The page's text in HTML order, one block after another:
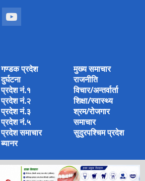
गण्डक प्रदेश
दुर्घटना
प्रदेश नं.१
प्रदेश नं.२
प्रदेश नं.३
प्रदेश नं.५
प्रदेश समाचार
ब्यानर
मुख्य समाचार
राजनीति
विचार/अन्तर्वार्ता
शिक्षा/स्वास्थ्य
श्रम/रोजगार
समाचार
सुदुरपश्चिम प्रदेश